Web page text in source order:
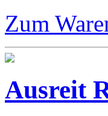
Zum
Ausreit